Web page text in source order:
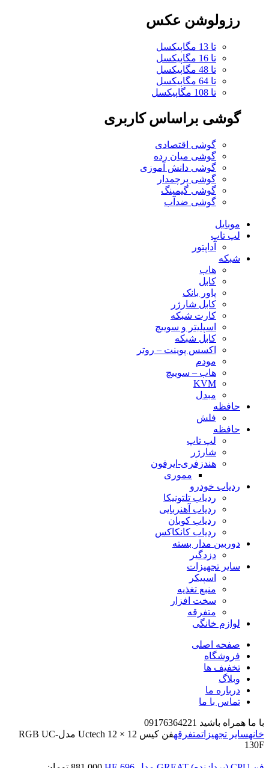
رزولوشن عکس
تا 13 مگاپیکسل
تا 16 مگاپیکسل
تا 48 مگاپیکسل
تا 64 مگاپیکسل
تا 108 مگاپیکسل
گوشی براساس کاربری
گوشی اقتصادی
گوشی میان رده
گوشی دانش آموزی
گوشی پرچمدار
گوشی گیمینگ
گوشی ضدآب
موبایل
لپ تاپ
آداپتور
شبکه
هاب
کابل
پاور بانک
کابل شارژر
کارت شبکه
اسپلیتر و سوییچ
کابل شبکه
اکسس پوینت – روتر
مودم
هاب – سوییچ
KVM
مبدل
حافظه
فلش
حافظه
لپ تاپ
شارژر
هندزفری-ایرفون
مموری
ردیاب خودرو
ردیاب تلتونیکا
ردیاب آهنربایی
ردیاب کوبان
ردیاب کانکاکس
دوربین مدار بسته
دزدگیر
سایر تجهیزات
اسپیکر
منبع تغذیه
سخت افزار
متفرقه
لوازم خانگی
صفحه اصلی
فروشگاه
تخفیف ها
وبلاگ
درباره ما
تماس با ما
با ما همراه باشید 09176364221
خانهسایر تجهیزاتمتفرقه
فن کیس 12 × 12 Uctech مدلRGB UC-
130F